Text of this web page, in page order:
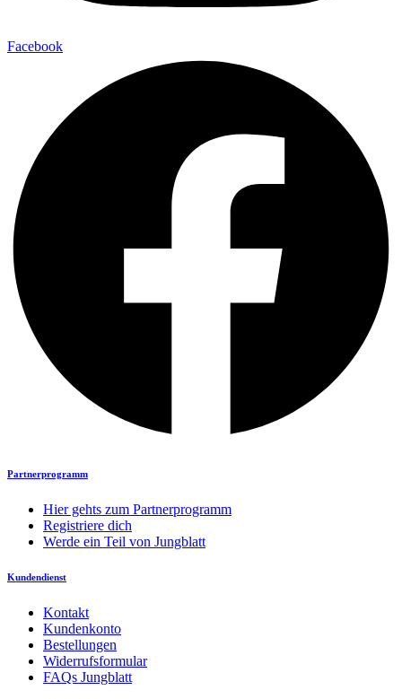
Facebook
Partnerprogramm
Hier gehts zum Partnerprogramm
Registriere dich
Werde ein Teil von Jungblatt
Kundendienst
Kontakt
Kundenkonto
Bestellungen
Widerrufsformular
FAQs Jungblatt